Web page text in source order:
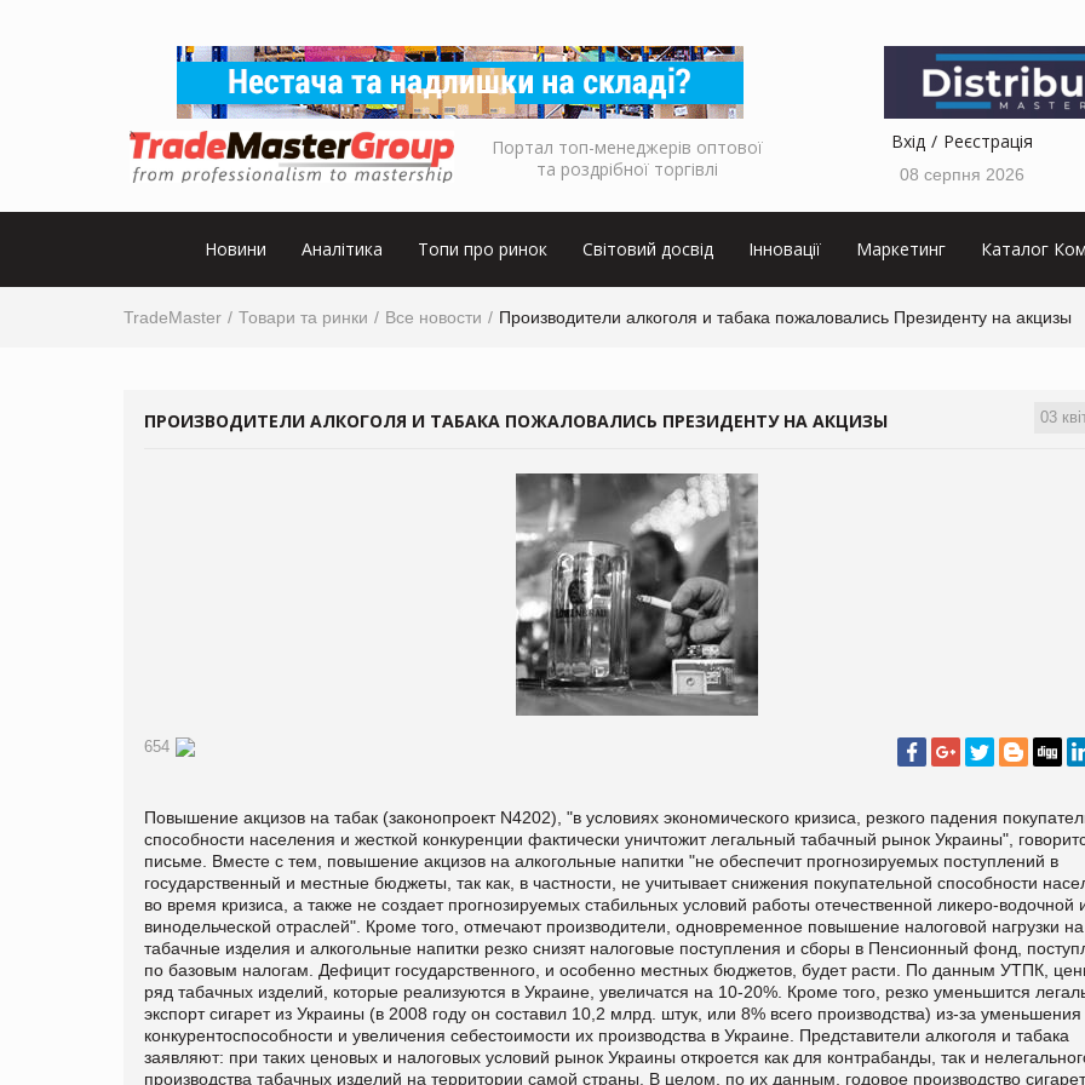
Портал топ-менеджерів оптової
та роздрібної торгівлі
Вхід Реєстрація
08 серпня 2026
Новини Аналітика Топи про ринок Світовий досвід Інновації Маркетинг Каталог
TradeMaster Товари та ринки Все новости Производители алкоголя и табака пожаловались Президенту на акцизы
03
ПРОИЗВОДИТЕЛИ АЛКОГОЛЯ И ТАБАКА ПОЖАЛОВАЛИСЬ ПРЕЗИДЕНТУ НА АКЦИЗЫ
654
Повышение акцизов на табак (законопроект N4202), "в условиях экономического кризиса, резкого падения
способности населения и жесткой конкуренции фактически уничтожит легальный табачный рынок Украины",
письме. Вместе с тем, повышение акцизов на алкогольные напитки "не обеспечит прогнозируемых поступлений в
государственный и местные бюджеты, так как, в частности, не учитывает снижения покупательной способности
во время кризиса, а также не создает прогнозируемых стабильных условий работы отечественной ликеро-водочной
винодельческой отраслей". Кроме того, отмечают производители, одновременное повышение налоговой нагрузки на
табачные изделия и алкогольные напитки резко снизят налоговые поступления и сборы в Пенсионный фонд,
по базовым налогам. Дефицит государственного, и особенно местных бюджетов, будет расти. По данным УТПК,
ряд табачных изделий, которые реализуются в Украине, увеличатся на 10-20%. Кроме того, резко уменьшится
экспорт сигарет из Украины (в 2008 году он составил 10,2 млрд. штук, или 8% всего производства) из-за уменьшения
конкурентоспособности и увеличения себестоимости их производства в Украине. Представители алкоголя и табака
заявляют: при таких ценовых и налоговых условий рынок Украины откроется как для контрабанды, так и
производства табачных изделий на территории самой страны. В целом, по их данным, годовое производство сигарет